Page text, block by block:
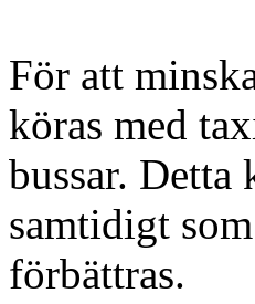
För att
köras med
bussar.
samtidigt
förbättras.